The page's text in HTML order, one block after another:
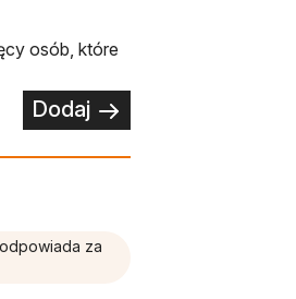
osób, które
Dodaj
za